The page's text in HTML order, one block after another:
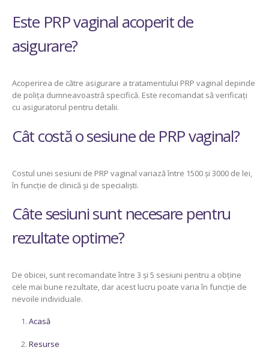
Este PRP vaginal acoperit de
asigurare?
Acoperirea de către asigurare a tratamentului PRP vaginal depinde
de polița dumneavoastră specifică. Este recomandat să verificați
cu asiguratorul pentru detalii.
Cât costă o sesiune de PRP vaginal?
Costul unei sesiuni de PRP vaginal variază între 1500 și 3000 de lei,
în funcție de clinică și de specialiști.
Câte sesiuni sunt necesare pentru
rezultate optime?
De obicei, sunt recomandate între 3 și 5 sesiuni pentru a obține
cele mai bune rezultate, dar acest lucru poate varia în funcție de
nevoile individuale.
Acasă
Resurse